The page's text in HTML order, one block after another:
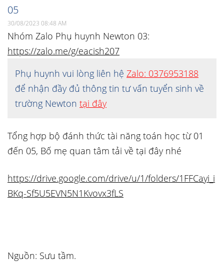
05
30/08/2023 08:48 AM
Nhóm Zalo Phụ huynh Newton 03:
https://zalo.me/g/eacish207
Phụ huynh vui lòng liên hệ Zalo: 0376953188
để nhận đầy đủ thông tin tư vấn tuyển sinh về
trường Newton tại đây
Tổng hợp bộ đánh thức tài năng toán học từ 01
đến 05, Bố mẹ quan tâm tải về tại đây nhé
https://drive.google.com/drive/u/1/folders/1FFCayi_i
BKq-Sf5U5EVN5N1Kvovx3fLS
Nguồn: Sưu tầm.